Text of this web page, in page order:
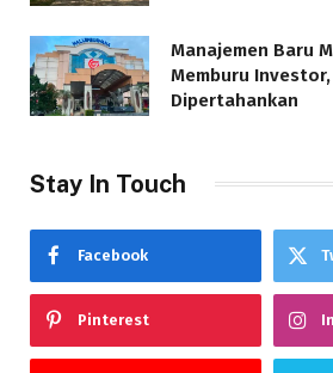
Manajemen Baru
Memburu
Dipertahankan
Stay In Touch
Facebook
Pinterest